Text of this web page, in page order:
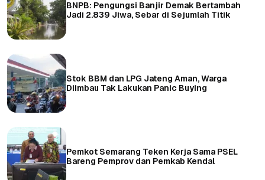
BNPB: Pengungsi Banjir Demak Bertambah
Jadi 2.839 Jiwa, Sebar di Sejumlah Titik
Stok BBM dan LPG Jateng Aman, Warga
Diimbau Tak Lakukan Panic Buying
Pemkot Semarang Teken Kerja Sama PSEL
Bareng Pemprov dan Pemkab Kendal